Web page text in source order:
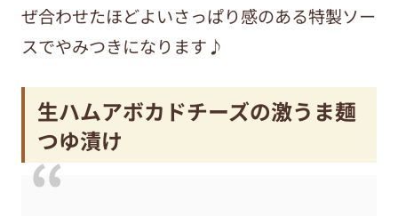
ぜ合わせたほどよいさっぱり感のある特製ソー
スでやみつきになります♪
生ハムアボカドチーズの激うま麺
つゆ漬け